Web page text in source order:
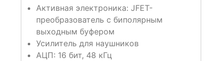
Активная электроника: JFET-
преобразователь с биполярным
выходным буфером
Усилитель для наушников
АЦП: 16 бит, 48 кГц